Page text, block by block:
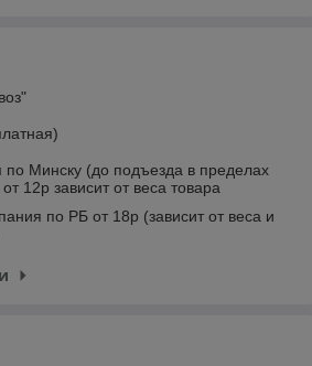
по Минску (до подъезда в пределах
12р зависит от веса товара
по РБ от 18р (зависит от веса и